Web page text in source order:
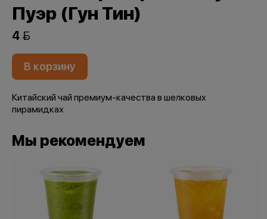
Пуэр (Гун Тин)
4 
В корзину
Китайский чай премиум-качества в шелковых
пирамидках
Мы рекомендуем